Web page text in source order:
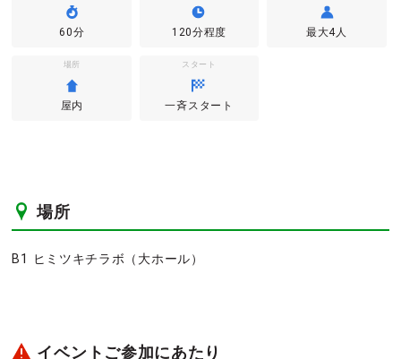
60分 120分程度 最大4人
場所
屋内
スタート
一斉スタート
場所
B1 ヒミツキチラボ（大ホール）
イベントご参加にあたり